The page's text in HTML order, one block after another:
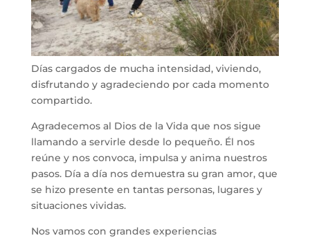
Días cargados de mucha intensidad, viviendo,
disfrutando y agradeciendo por cada momento
compartido.
Agradecemos al Dios de la Vida que nos sigue
llamando a servirle desde lo pequeño. Él nos
reúne y nos convoca, impulsa y anima nuestros
pasos. Día a día nos demuestra su gran amor, que
se hizo presente en tantas personas, lugares y
situaciones vividas.
Nos vamos con grandes experiencias